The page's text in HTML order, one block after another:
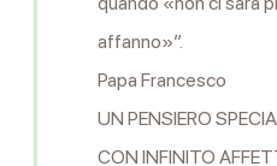
affanno»”.
Papa Francesco
UN PENSIERO
CON INFINITO